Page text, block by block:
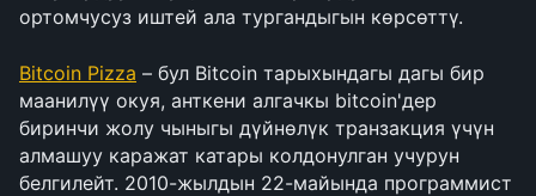
ортомчусуз иштей ала тургандыгын көрсөттү.
Bitcoin Pizza – бул Bitcoin тарыхындагы дагы бир
маанилүү окуя, анткени алгачкы bitcoin'дер
биринчи жолу чыныгы дүйнөлүк транзакция үчүн
алмашуу каражат катары колдонулган учурун
белгилейт. 2010-жылдын 22-майында программист